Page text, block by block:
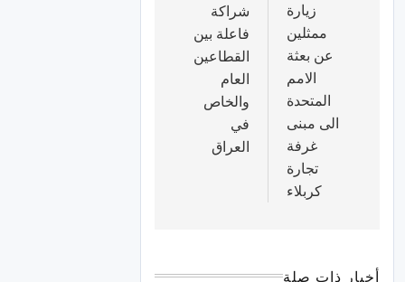
زيارة
ممثلين
عن بعثة
الامم
المتحدة
الى مبنى
غرفة
تجارة
كربلاء
شراكة
فاعلة بين
القطاعين
العام
والخاص
في
العراق
أخبار ذات صلة